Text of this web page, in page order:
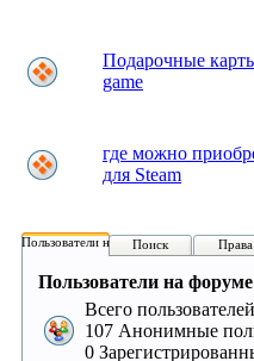
Подарочные
game
где можно
для Steam
Пользователи на форуме:
Поиск Права
Пользователи на
Всего
107 Анонимные
0